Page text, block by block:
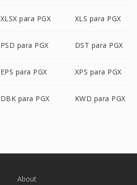
XLSX para PGX XLS para PGX
PSD para PGX DST para PGX
EPS para PGX XPS para PGX
DBK para PGX KWD para PGX
About